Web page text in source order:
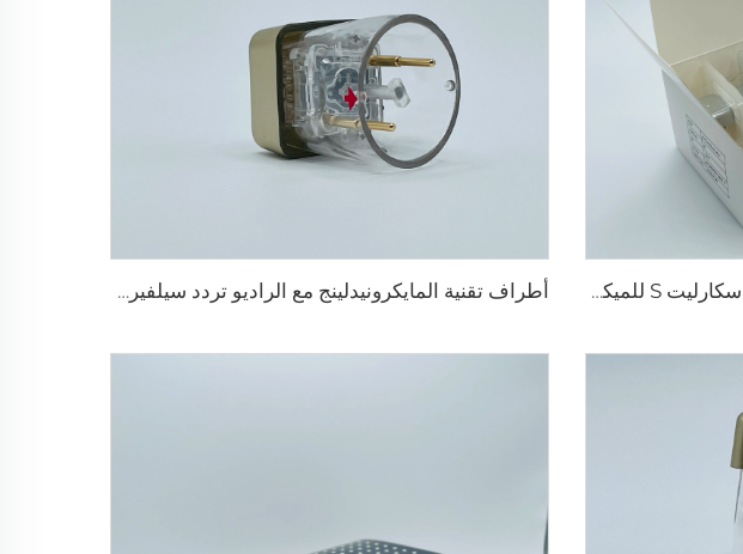
طرف استهلاكي قطب ثنائي لجهاز سكارليت S للميكرونيدلينغ بالرف، 25 دبوسًا أطراف تقنية المايكرونيدلينج مع الراديو تردد سيلفيروم X-25